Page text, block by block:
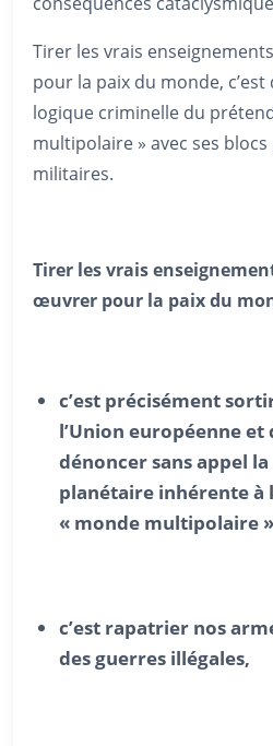
Tirer les vrais
pour la paix du monde,
logique criminelle du
multipolaire » avec ses
militaires.
Tirer les vrais
œuvrer pour la paix du
c’est précisément
l’Union européenne et
dénoncer sans appel
planétaire inhérente à
« monde multipolaire
c’est rapatrier nos
des guerres illégales,